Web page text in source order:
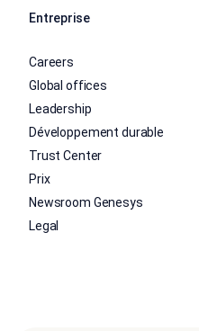
Entreprise
Careers
Global offices
Leadership
Développement durable
Trust Center
Prix
Newsroom Genesys
Legal